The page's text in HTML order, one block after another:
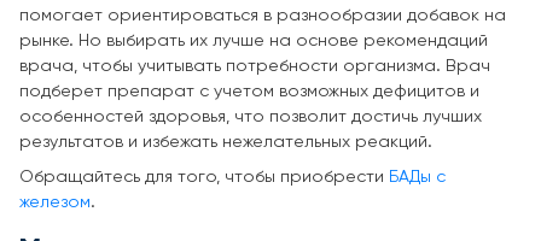
помогает ориентироваться в разнообразии добавок на
рынке. Но выбирать их лучше на основе рекомендаций
врача, чтобы учитывать потребности организма. Врач
подберет препарат с учетом возможных дефицитов и
особенностей здоровья, что позволит достичь лучших
результатов и избежать нежелательных реакций.
Обращайтесь для того, чтобы приобрести БАДы с
железом.